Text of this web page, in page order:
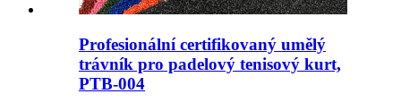
Profesionální certifikovaný umělý
trávník pro padelový tenisový kurt,
PTB-004